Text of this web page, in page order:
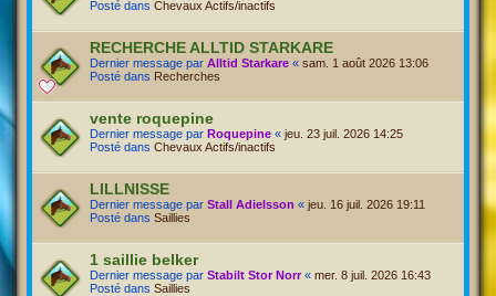
Posté dans Chevaux Actifs/inactifs
RECHERCHE ALLTID STARKARE
Dernier message par Alltid Starkare « sam. 1 août 2026 13:06
Posté dans Recherches
vente roquepine
Dernier message par Roquepine « jeu. 23 juil. 2026 14:25
Posté dans Chevaux Actifs/inactifs
LILLNISSE
Dernier message par Stall Adielsson « jeu. 16 juil. 2026 19:11
Posté dans Saillies
1 saillie belker
Dernier message par Stabilt Stor Norr « mer. 8 juil. 2026 16:43
Posté dans Saillies